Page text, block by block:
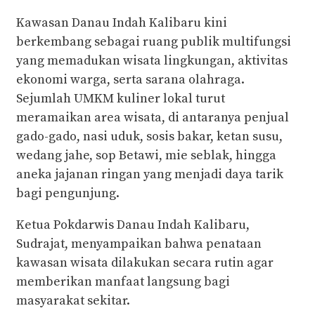
Kawasan Danau Indah Kalibaru kini
berkembang sebagai ruang publik multifungsi
yang memadukan wisata lingkungan, aktivitas
ekonomi warga, serta sarana olahraga.
Sejumlah UMKM kuliner lokal turut
meramaikan area wisata, di antaranya penjual
gado-gado, nasi uduk, sosis bakar, ketan susu,
wedang jahe, sop Betawi, mie seblak, hingga
aneka jajanan ringan yang menjadi daya tarik
bagi pengunjung.
Ketua Pokdarwis Danau Indah Kalibaru,
Sudrajat, menyampaikan bahwa penataan
kawasan wisata dilakukan secara rutin agar
memberikan manfaat langsung bagi
masyarakat sekitar.